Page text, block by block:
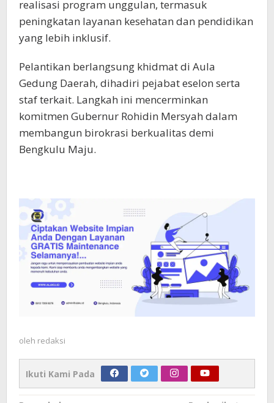
realisasi program unggulan, termasuk
peningkatan layanan kesehatan dan pendidikan
yang lebih inklusif.
Pelantikan berlangsung khidmat di Aula
Gedung Daerah, dihadiri pejabat eselon serta
staf terkait. Langkah ini mencerminkan
komitmen Gubernur Rohidin Mersyah dalam
membangun birokrasi berkualitas demi
Bengkulu Maju.
oleh redaksi
Ikuti Kami Pada